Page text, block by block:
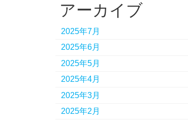
アーカイブ
2025年7月
2025年6月
2025年5月
2025年4月
2025年3月
2025年2月